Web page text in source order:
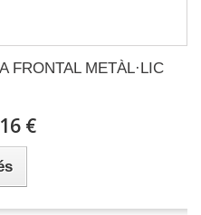
FRONTAL METÀL·LIC
€